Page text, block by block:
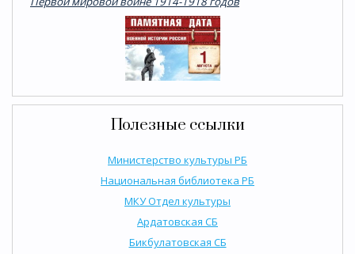
Полезные ссылки
Министерство культуры РБ
Национальная библиотека РБ
МКУ Отдел культуры
Ардатовская СБ
Бикбулатовская СБ